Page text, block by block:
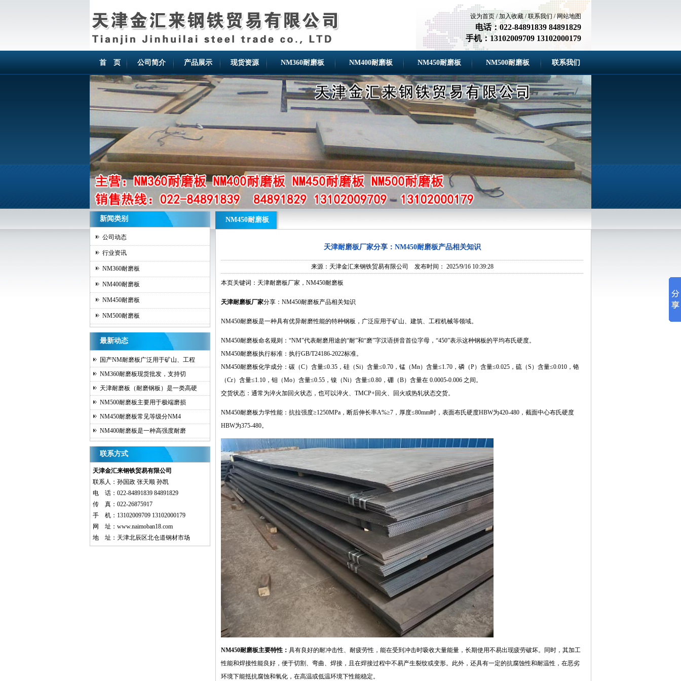
设为首页/加入收藏/联系我们/网站地图
电话：022-84891839 84891829
手机：13102009709 13102000179
首 页 公司简介 产品展示 现货资源 NM360耐磨板 NM400耐磨板 NM450耐磨板 NM500耐磨板 联系我们
新闻类别
公司动态
行业资讯
NM360耐磨板
NM400耐磨板
NM450耐磨板
NM500耐磨板
最新动态
国产NM耐磨板广泛用于矿山、工程
NM360耐磨板现货批发，支持切
天津耐磨板（耐磨钢板）是一类高硬
NM500耐磨板主要用于极端磨损
NM450耐磨板常见等级分NM4
NM400耐磨板是一种高强度耐磨
联系方式
天津金汇来钢铁贸易有限公司
联系人：孙国政 张天顺 孙凯
电 话：022-84891839 84891829
传 真：022-26875917
手 机：13102009709 13102000179
网 址： www.naimoban18.com
地 址：天津北辰区北仓道钢材市场
NM450耐磨板
天津耐磨板厂家分享：NM450耐磨板产品相关知识
来源： 天津金汇来钢铁贸易有限公司 发布时间： 2025/9/16 10:39:28
本页关键词：天津耐磨板厂家，NM450耐磨板
天津耐磨板厂家分享：NM450耐磨板产品相关知识
NM450耐磨板是一种具有优异耐磨性能的特种钢板，广泛应用于矿山、建筑、工程机械等领域。
NM450耐磨板命名规则：“NM”代表耐磨用途的“耐”和“磨”字汉语拼音首位字母，“450”表示这种钢板的平均布氏硬度。
NM450耐磨板执行标准：执行GB/T24186-2022标准。
NM450耐磨板化学成分：碳（C）含量≤0.35，硅（Si）含量≤0.70，锰（Mn）含量≤1.70，磷（P）含量≤0.025，硫（S）含量≤0.010，铬
（Cr）含量≤1.10，钼（Mo）含量≤0.55，镍（Ni）含量≤0.80，硼（B）含量在 0.0005-0.006 之间。
交货状态：通常为淬火加回火状态，也可以淬火、TMCP+回火、回火或热轧状态交货。
NM450耐磨板力学性能：抗拉强度≥1250MPa，断后伸长率A%≥7，厚度≤80mm时，表面布氏硬度HBW为420-480，截面中心布氏硬度
HBW为375-480。
NM450耐磨板主要特性： 具有良好的耐冲击性、耐疲劳性，能在受到冲击时吸收大量能量，长期使用不易出现疲劳破坏。同时，其加工
性能和焊接性能良好，便于切割、弯曲、焊接，且在焊接过程中不易产生裂纹或变形。此外，还具有一定的抗腐蚀性和耐温性，在恶劣
环境下能抵抗腐蚀和氧化，在高温或低温环境下性能稳定。